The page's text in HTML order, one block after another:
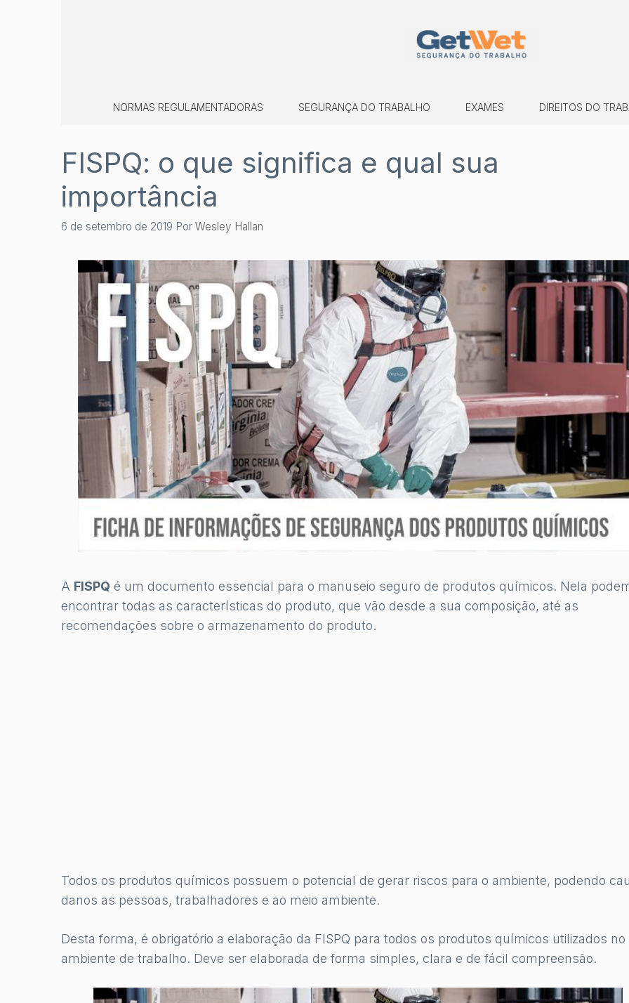
NORMAS REGULAMENTADORAS SEGURANÇA DO TRABALHO EXAMES DIREITOS DO
FISPQ: o que significa e qual sua
importância
6 de setembro de 2019 Por Wesley Hallan
A FISPQ é um documento essencial para o manuseio seguro de produtos químicos. Nela
encontrar todas as características do produto, que vão desde a sua composição, até as
recomendações sobre o armazenamento do produto.
Todos os produtos químicos possuem o potencial de gerar riscos para o ambiente, podendo
danos as pessoas, trabalhadores e ao meio ambiente.
Desta forma, é obrigatório a elaboração da FISPQ para todos os produtos químicos utilizados no
ambiente de trabalho. Deve ser elaborada de forma simples, clara e de fácil compreensão.